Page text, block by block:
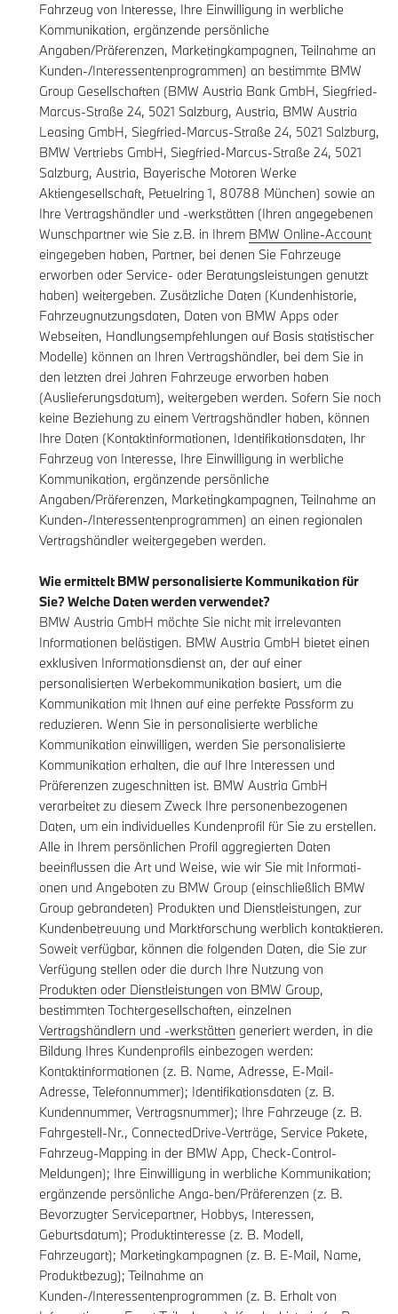
Fahrzeug von Interesse, Ihre Einwilligung in werbliche
Kommunikation, ergänzende persönliche
Angaben/Präferenzen, Marketingkampagnen, Teilnahme an
Kunden-/Interessentenprogrammen) an bestimmte BMW
Group Gesellschaften (BMW Austria Bank GmbH, Siegfried-
Marcus-Straße 24, 5021 Salzburg, Austria, BMW Austria
Leasing GmbH, Siegfried-Marcus-Straße 24, 5021 Salzburg,
BMW Vertriebs GmbH, Siegfried-Marcus-Straße 24, 5021
Salzburg, Austria, Bayerische Motoren Werke
Aktiengesellschaft, Petuelring 1, 80788 München) sowie an
Ihre Vertragshändler und -werkstätten (Ihren angegebenen
Wunschpartner wie Sie z.B. in Ihrem BMW Online-Account
eingegeben haben, Partner, bei denen Sie Fahrzeuge
erworben oder Service- oder Beratungsleistungen genutzt
haben) weitergeben. Zusätzliche Daten (Kundenhistorie,
Fahrzeugnutzungsdaten, Daten von BMW Apps oder
Webseiten, Handlungsempfehlungen auf Basis statistischer
Modelle) können an Ihren Vertragshändler, bei dem Sie in
den letzten drei Jahren Fahrzeuge erworben haben
(Auslieferungsdatum), weitergeben werden. Sofern Sie noch
keine Beziehung zu einem Vertragshändler haben, können
Ihre Daten (Kontaktinformationen, Identifikationsdaten, Ihr
Fahrzeug von Interesse, Ihre Einwilligung in werbliche
Kommunikation, ergänzende persönliche
Angaben/Präferenzen, Marketingkampagnen, Teilnahme an
Kunden-/Interessentenprogrammen) an einen regionalen
Vertragshändler weitergegeben werden.
Wie ermittelt BMW personalisierte Kommunikation für
Sie? Welche Daten werden verwendet?
BMW Austria GmbH möchte Sie nicht mit irrelevanten
Informationen belästigen. BMW Austria GmbH bietet einen
exklusiven Informationsdienst an, der auf einer
personalisierten Werbekommunikation basiert, um die
Kommunikation mit Ihnen auf eine perfekte Passform zu
reduzieren. Wenn Sie in personalisierte werbliche
Kommunikation einwilligen, werden Sie personalisierte
Kommunikation erhalten, die auf Ihre Interessen und
Präferenzen zugeschnitten ist. BMW Austria GmbH
verarbeitet zu diesem Zweck Ihre personenbezogenen
Daten, um ein individuelles Kundenprofil für Sie zu erstellen.
Alle in Ihrem persönlichen Profil aggregierten Daten
beeinflussen die Art und Weise, wie wir Sie mit Informati-
onen und Angeboten zu BMW Group (einschließlich BMW
Group gebrandeten) Produkten und Dienstleistungen, zur
Kundenbetreuung und Marktforschung werblich kontaktieren.
Soweit verfügbar, können die folgenden Daten, die Sie zur
Verfügung stellen oder die durch Ihre Nutzung von
Produkten oder Dienstleistungen von BMW Group,
bestimmten Tochtergesellschaften, einzelnen
Vertragshändlern und -werkstätten generiert werden, in die
Bildung Ihres Kundenprofils einbezogen werden:
Kontaktinformationen (z. B. Name, Adresse, E-Mail-
Adresse, Telefonnummer); Identifikationsdaten (z. B.
Kundennummer, Vertragsnummer); Ihre Fahrzeuge (z. B.
Fahrgestell-Nr., ConnectedDrive-Verträge, Service Pakete,
Fahrzeug-Mapping in der BMW App, Check-Control-
Meldungen); Ihre Einwilligung in werbliche Kommunikation;
ergänzende persönliche Anga-ben/Präferenzen (z. B.
Bevorzugter Servicepartner, Hobbys, Interessen,
Geburtsdatum); Produktinteresse (z. B. Modell,
Fahrzeugart); Marketingkampagnen (z. B. E-Mail, Name,
Produktbezug); Teilnahme an
Kunden-/Interessentenprogrammen (z. B. Erhalt von